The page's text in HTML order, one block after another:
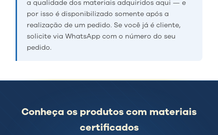
a qualidade dos materiais adquiridos aqui — e
por isso é disponibilizado somente após a
realização de um pedido. Se você já é cliente,
solicite via WhatsApp com o número do seu
pedido.
Conheça os produtos com materiais
certificados